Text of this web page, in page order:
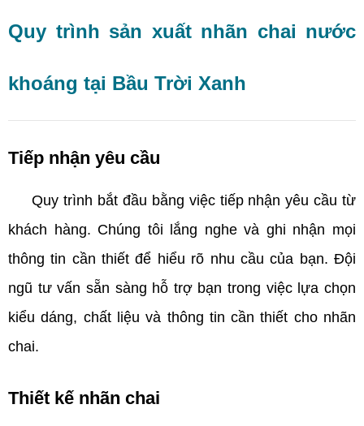
Quy trình sản xuất nhãn chai nước
khoáng tại Bầu Trời Xanh
Tiếp nhận yêu cầu
Quy trình bắt đầu bằng việc tiếp nhận yêu cầu từ
khách hàng. Chúng tôi lắng nghe và ghi nhận mọi
thông tin cần thiết để hiểu rõ nhu cầu của bạn. Đội
ngũ tư vấn sẵn sàng hỗ trợ bạn trong việc lựa chọn
kiểu dáng, chất liệu và thông tin cần thiết cho nhãn
chai.
Thiết kế nhãn chai